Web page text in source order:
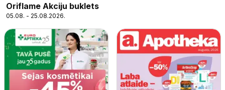
Oriflame Akciju buklets
05.08. - 25.08.2026.